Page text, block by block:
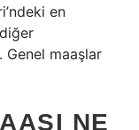
en
Genel maaşlar
NE